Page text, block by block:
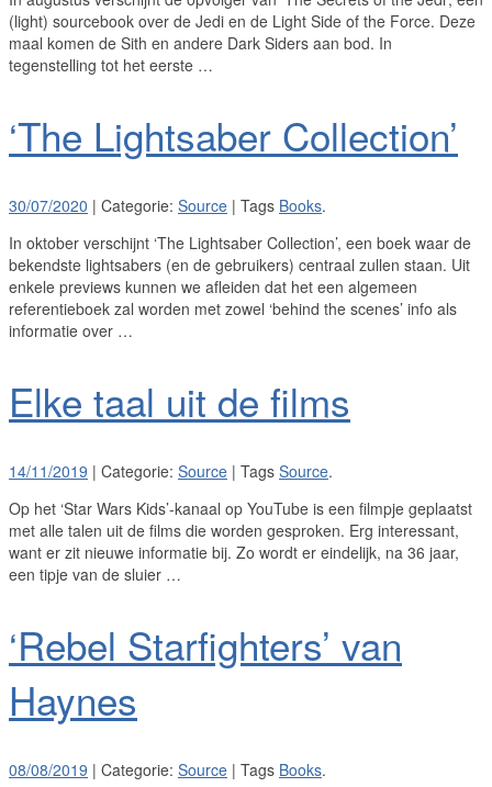
(light) sourcebook over de Jedi en de Light Side of the Force. Deze
maal komen de Sith en andere Dark Siders aan bod. In
tegenstelling tot het eerste …
‘The Lightsaber Collection’
30/07/2020 | Categorie: Source | Tags Books.
In oktober verschijnt ‘The Lightsaber Collection’, een boek waar de
bekendste lightsabers (en de gebruikers) centraal zullen staan. Uit
enkele previews kunnen we afleiden dat het een algemeen
referentieboek zal worden met zowel ‘behind the scenes’ info als
informatie over …
Elke taal uit de films
14/11/2019 | Categorie: Source | Tags Source.
Op het ‘Star Wars Kids’-kanaal op YouTube is een filmpje geplaatst
met alle talen uit de films die worden gesproken. Erg interessant,
want er zit nieuwe informatie bij. Zo wordt er eindelijk, na 36 jaar,
een tipje van de sluier …
‘Rebel Starfighters’ van
Haynes
08/08/2019 | Categorie: Source | Tags Books.